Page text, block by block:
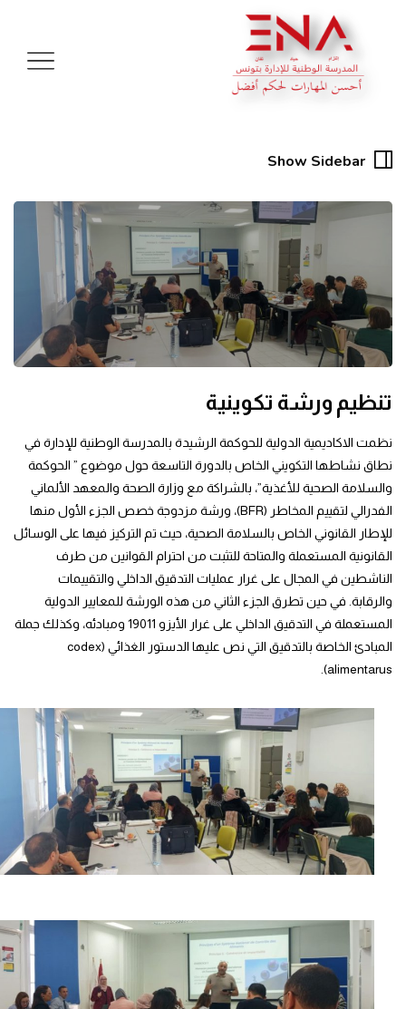
Show Sidebar
تنظيم ورشة تكوينية
نظمت الاكاديمية الدولية للحوكمة الرشيدة بالمدرسة الوطنية للإدارة في
نطاق نشاطها التكويني الخاص بالدورة التاسعة حول موضوع ” الحوكمة
والسلامة الصحية للأغذية”، بالشراكة مع وزارة الصحة والمعهد الألماني
الفدرالي لتقييم المخاطر (BFR)، ورشة مزدوجة خصص الجزء الأول منها
للإطار القانوني الخاص بالسلامة الصحية، حيث تم التركيز فيها على الوسائل
القانونية المستعملة والمتاحة للتثبت من احترام القوانين من طرف
الناشطين في المجال على غرار عمليات التدقيق الداخلي والتقييمات
والرقابة. في حين تطرق الجزء الثاني من هذه الورشة للمعايير الدولية
المستعملة في التدقيق الداخلي على غرار الأيزو 19011 ومبادئه، وكذلك جملة
المبادئ الخاصة بالتدقيق التي نص عليها الدستور الغذائي (codex
alimentarus).